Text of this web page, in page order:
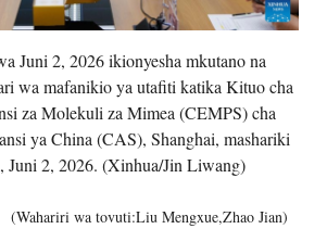
Juni 2, 2026 ikionyesha mkutano na
wa mafanikio ya utafiti katika Kituo cha
za Molekuli za Mimea (CEMPS) cha
ya China (CAS), Shanghai, mashariki
Juni 2, 2026. (Xinhua/Jin Liwang)
(Wahariri wa tovuti:Liu Mengxue,Zhao Jian)